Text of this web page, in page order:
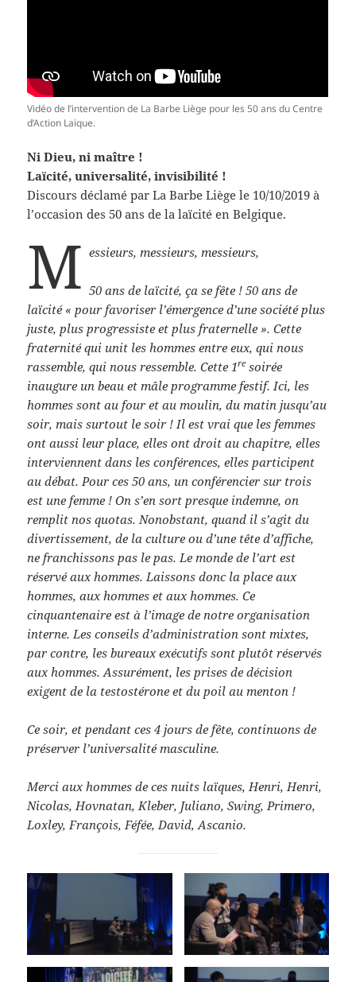
Vidéo de l’intervention de La Barbe Liège pour les 50 ans du Centre
d’Action Laïque.
Ni Dieu, ni maître !
Laïcité, universalité, invisibilité !
Discours déclamé par La Barbe Liège le 10/10/2019 à
l’occasion des 50 ans de la laïcité en Belgique.
M essieurs, messieurs, messieurs,
50 ans de laïcité, ça se fête ! 50 ans de
laïcité « pour favoriser l’émergence d’une société plus
juste, plus progressiste et plus fraternelle ». Cette
fraternité qui unit les hommes entre eux, qui nous
rassemble, qui nous ressemble. Cette 1re soirée
inaugure un beau et mâle programme festif. Ici, les
hommes sont au four et au moulin, du matin jusqu’au
soir, mais surtout le soir ! Il est vrai que les femmes
ont aussi leur place, elles ont droit au chapitre, elles
interviennent dans les conférences, elles participent
au débat. Pour ces 50 ans, un conférencier sur trois
est une femme ! On s’en sort presque indemne, on
remplit nos quotas. Nonobstant, quand il s’agit du
divertissement, de la culture ou d’une tête d’affiche,
ne franchissons pas le pas. Le monde de l’art est
réservé aux hommes. Laissons donc la place aux
hommes, aux hommes et aux hommes. Ce
cinquantenaire est à l’image de notre organisation
interne. Les conseils d’administration sont mixtes,
par contre, les bureaux exécutifs sont plutôt réservés
aux hommes. Assurément, les prises de décision
exigent de la testostérone et du poil au menton !
Ce soir, et pendant ces 4 jours de fête, continuons de
préserver l’universalité masculine.
Merci aux hommes de ces nuits laïques, Henri, Henri,
Nicolas, Hovnatan, Kleber, Juliano, Swing, Primero,
Loxley, François, Féfée, David, Ascanio.